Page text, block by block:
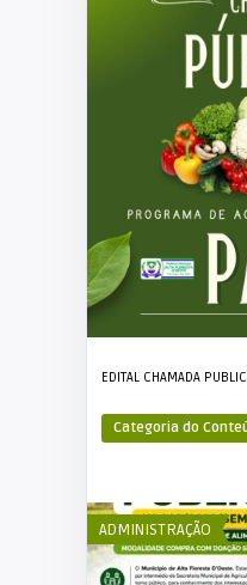
EDITAL CHAMADA
Categoria do
ADMINISTRAÇÃO